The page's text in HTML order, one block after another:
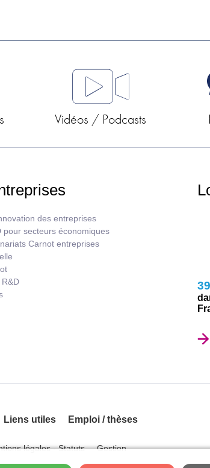
Vidéos / Podcasts
des entreprises
pour secteurs économiques
Carnot entreprises
Liens utiles Emploi / thèses
légales - Statuts Gestion